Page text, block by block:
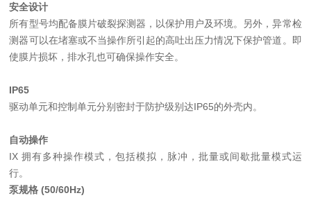
安全设计
所有型号均配备膜片破裂探测器，以保护用户及环境。另外，异常检
测器可以在堵塞或不当操作所引起的高吐出压力情况下保护管道。即
使膜片损坏，排水孔也可确保操作安全。
IP65
驱动单元和控制单元分别密封于防护级别达IP65的外壳内。
自动操作
IX 拥有多种操作模式，包括模拟，脉冲，批量或间歇批量模式运
行。
泵规格 (50/60Hz)